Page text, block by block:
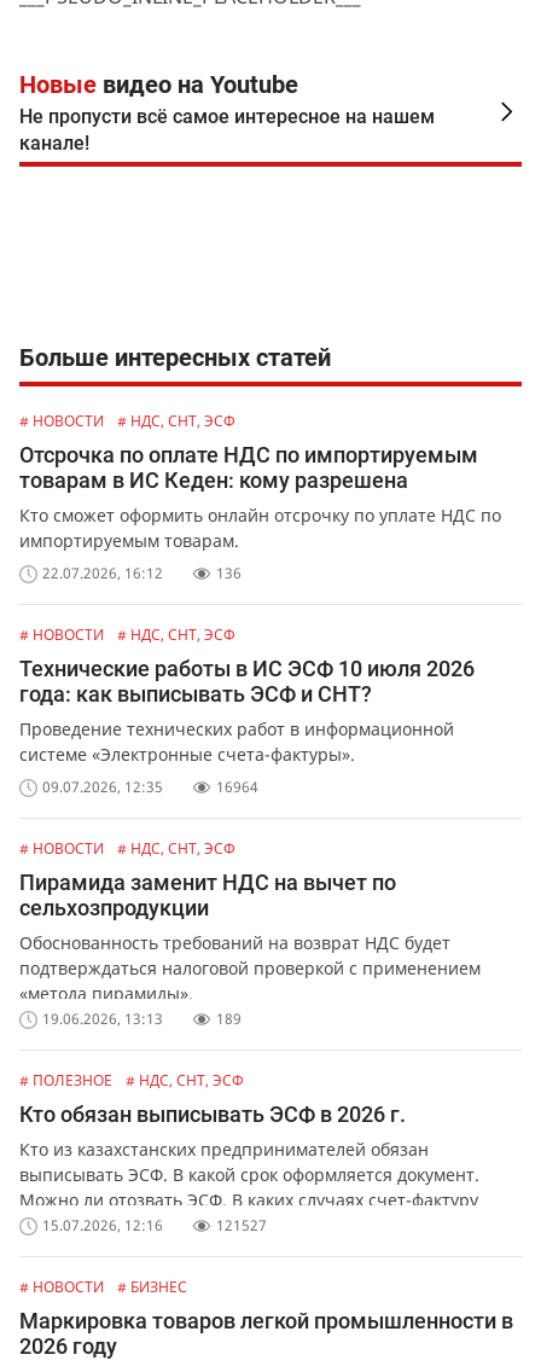
Новые видео на Youtube
Не пропусти всё самое интересное на нашем
канале!
Больше интересных статей
# НОВОСТИ # НДС, СНТ, ЭСФ
Отсрочка по оплате НДС по импортируемым
товарам в ИС Кеден: кому разрешена
Кто сможет оформить онлайн отсрочку по уплате НДС по
импортируемым товарам.
22.07.2026, 16:12 136
# НОВОСТИ # НДС, СНТ, ЭСФ
Технические работы в ИС ЭСФ 10 июля 2026
года: как выписывать ЭСФ и СНТ?
Проведение технических работ в информационной
системе «Электронные счета-фактуры».
09.07.2026, 12:35 16964
# НОВОСТИ # НДС, СНТ, ЭСФ
Пирамида заменит НДС на вычет по
сельхозпродукции
Обоснованность требований на возврат НДС будет
подтверждаться налоговой проверкой с применением
«метода пирамиды».
19.06.2026, 13:13 189
# ПОЛЕЗНОЕ # НДС, СНТ, ЭСФ
Кто обязан выписывать ЭСФ в 2026 г.
Кто из казахстанских предпринимателей обязан
выписывать ЭСФ. В какой срок оформляется документ.
Можно ли отозвать ЭСФ. В каких случаях счет-фактуру
можно выписать в бумажной форме.
15.07.2026, 12:16 121527
# НОВОСТИ # БИЗНЕС
Маркировка товаров легкой промышленности в
2026 году